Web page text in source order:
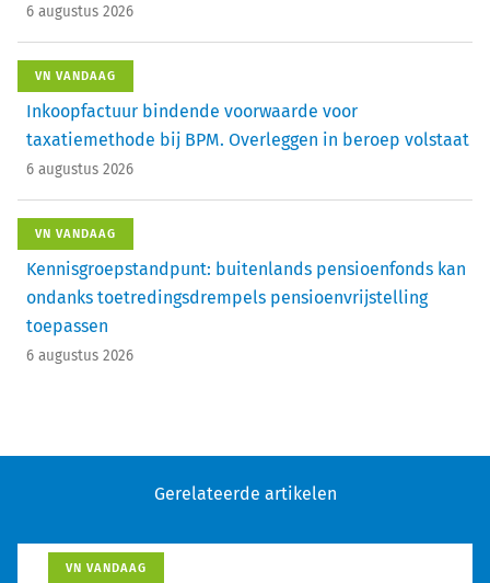
6 augustus 2026
VN VANDAAG
Inkoopfactuur bindende voorwaarde voor
taxatiemethode bij BPM. Overleggen in beroep volstaat
6 augustus 2026
VN VANDAAG
Kennisgroepstandpunt: buitenlands pensioenfonds kan
ondanks toetredingsdrempels pensioenvrijstelling
toepassen
6 augustus 2026
Gerelateerde artikelen
VN VANDAAG